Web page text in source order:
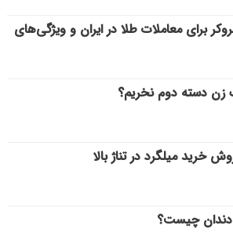
برای معاملات طلا در ایران و ویژگی‌های
زن دسته دوم نخریم؟
خرید میلگرد در تناژ بالا
دندان چیست؟